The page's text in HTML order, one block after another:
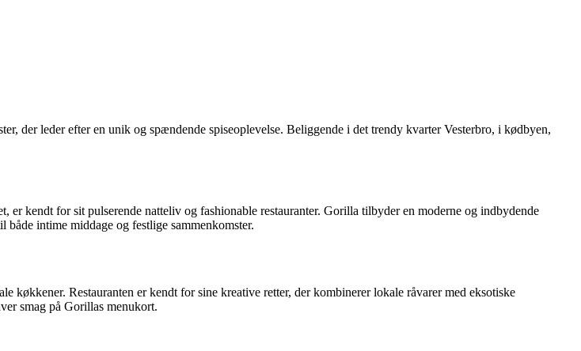
der leder efter en unik og spændende spiseoplevelse. Beliggende i det trendy kvarter Vesterbro, i kødbyen,
kendt for sit pulserende natteliv og fashionable restauranter. Gorilla tilbyder en moderne og indbydende
intime middage og festlige sammenkomster.
køkkener. Restauranten er kendt for sine kreative retter, der kombinerer lokale råvarer med eksotiske
smag på Gorillas menukort.